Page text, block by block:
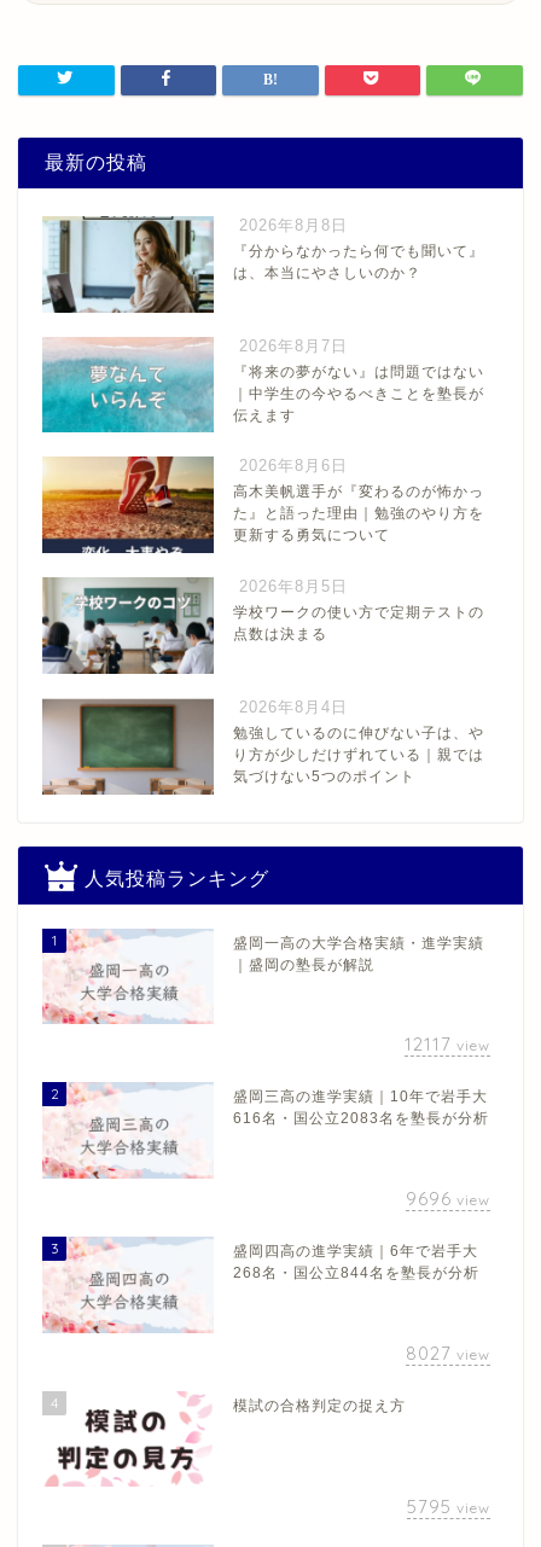
最新の投稿
2026年8月8日
『分からなかったら何でも聞いて』
は、本当にやさしいのか？
2026年8月7日
『将来の夢がない』は問題ではない
｜中学生の今やるべきことを塾長が
伝えます
2026年8月6日
高木美帆選手が『変わるのが怖かっ
た』と語った理由｜勉強のやり方を
更新する勇気について
2026年8月5日
学校ワークの使い方で定期テストの
点数は決まる
2026年8月4日
勉強しているのに伸びない子は、や
り方が少しだけずれている｜親では
気づけない5つのポイント
人気投稿ランキング
1
盛岡一高の大学合格実績・進学実績
｜盛岡の塾長が解説
12117 view
2
盛岡三高の進学実績｜10年で岩手大
616名・国公立2083名を塾長が分析
9696 view
3
盛岡四高の進学実績｜6年で岩手大
268名・国公立844名を塾長が分析
8027 view
4 模試の合格判定の捉え方
5795 view